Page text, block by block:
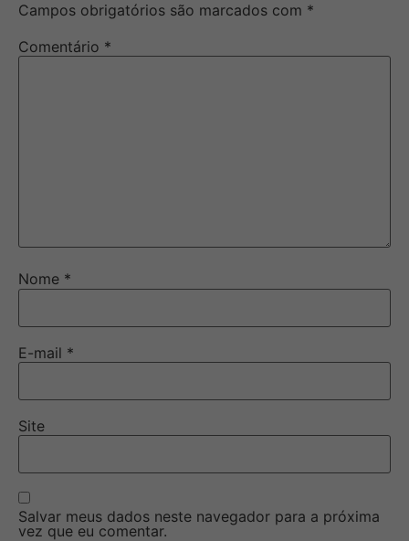
Campos obrigatórios são marcados com *
Comentário *
Nome *
E-mail *
Site
Salvar meus dados neste navegador para a próxima
vez que eu comentar.